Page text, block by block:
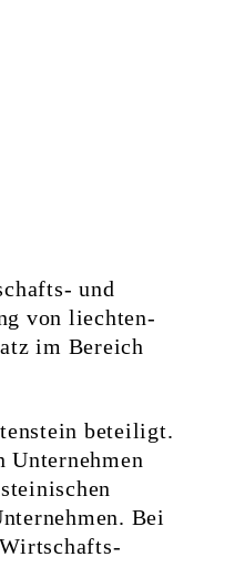
und
von liechten­
im Bereich
beteiligt.
Unternehmen
Bei
Wirt­schafts­­